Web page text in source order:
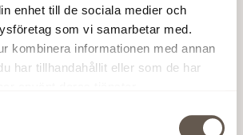
enhet till de sociala medier och
som vi samarbetar med.
kombinera informationen med annan
har tillhandahållit eller som de har
att samhället bör halvera utsläppen
var tionde år. Det motsvarar en
på minst 7 procent per år om